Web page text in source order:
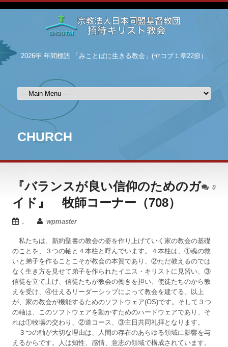
2026年 年間標語 「みことばに生きる教会」(ヤコブ１章22節）
CHURCH
0
『バランスが良い信仰のためのガ
イド』 牧師コーナー（708）
. wpmaster
私たちは、新約聖書の教会の姿を作り上げていく家の教会の基礎
のことを、３つの軸と４本柱と呼んでいます。４本柱は、①魂の救
いと弟子を作ることこそが教会の本質であり、②ただ教えるのでは
なく生き方を見せて弟子を作られたイエス・キリストに見習い、③
信徒を立て上げ、信徒たちが教会の働きを担い、使徒たちのから教
えを受け、④仕えるリーダーシップによって教会を建てる。以上
が、家の教会が機能するためのソフトウェア(OS)です。そして３つ
の軸は、このソフトウェアを動かすためのハードウェアであり、そ
れは①牧場の交わり、②道コース、③主日共同礼拝となります。
３つの軸が大切な理由は、人間の存在のあらゆる領域に影響を与
えるからです。人は知性、感情、意志の領域で構成されています。